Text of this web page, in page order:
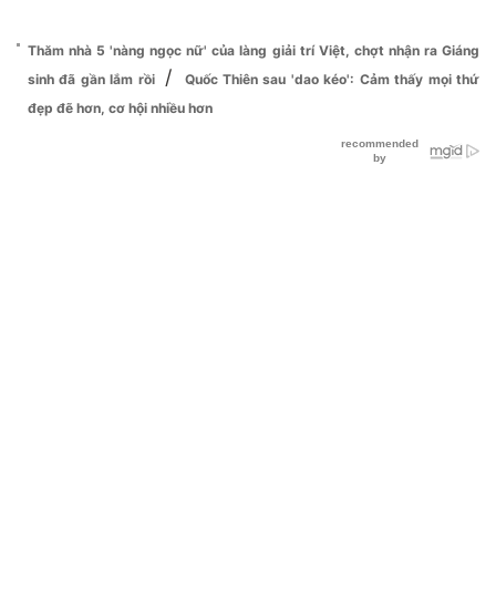
Thăm nhà 5 'nàng ngọc nữ' của làng giải trí Việt, chợt nhận ra Giáng
sinh đã gần lắm rồi
/
Quốc Thiên sau 'dao kéo': Cảm thấy mọi thứ
đẹp đẽ hơn, cơ hội nhiều hơn